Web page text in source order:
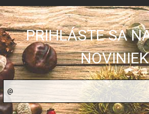
PRIHLÁSTE SA
NOVINIEK